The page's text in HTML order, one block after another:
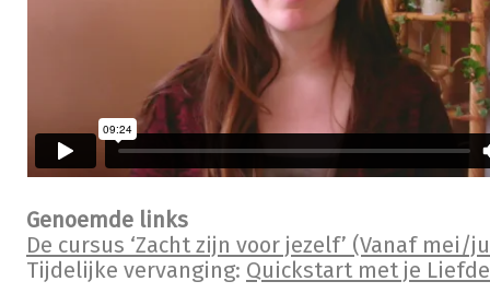
Genoemde links
De cursus ‘Zacht zijn voor jezelf’ (Vanaf mei/
Tijdelijke vervanging: Quickstart met je